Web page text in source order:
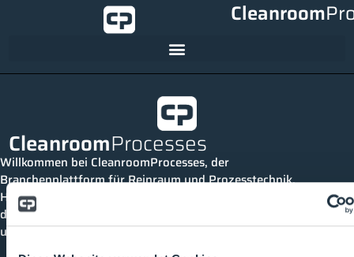
Cleanroom
CleanroomProcesses
Willkommen bei CleanroomProcesses, der
Branchenplattform für Reinraum und Prozesstechnik.
Hier bleibst du immer auf dem neuesten Stand, kannst
dich mit anderen verknüpfen und alle relevanten Themen
und Events der Branche entdecken.